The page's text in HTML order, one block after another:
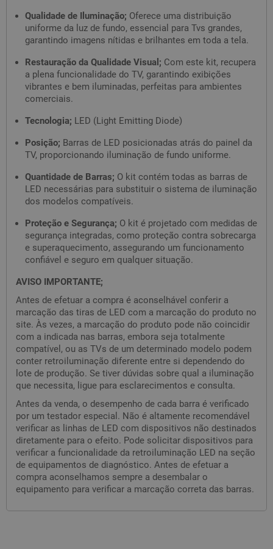
Qualidade de Iluminação; Oferece uma distribuição
uniforme da luz de fundo, essencial para Tvs grandes,
garantindo imagens nítidas e brilhantes em toda a tela.
Restauração da Qualidade Visual; Com este kit, recupera
a plena funcionalidade do TV, garantindo exibições
vibrantes e bem iluminadas, perfeitas para ambientes
comerciais.
Tecnologia; LED (Light Emitting Diode)
Posição; Barras de LED posicionadas atrás do painel da
TV, proporcionando iluminação de fundo uniforme.
Quantidade de Barras; O kit contém todas as barras de
LED necessárias para substituir o sistema de iluminação
dos modelos compatíveis.
Proteção e Segurança; O kit é projetado com medidas de
segurança integradas, como proteção contra sobrecarga
e superaquecimento, assegurando um funcionamento
confiável e seguro em qualquer situação.
AVISO IMPORTANTE;
Antes de efetuar a compra é aconselhável conferir a
marcação das tiras de LED com a marcação do produto no
site. Às vezes, a marcação do produto pode não coincidir
com a indicada nas barras, embora seja totalmente
compatível, ou as TVs de um determinado modelo podem
conter retroiluminação diferente entre si dependendo do
lote de produção. Se tiver dúvidas sobre qual a iluminação
que necessita, ligue para esclarecimentos e consulta.
Antes da venda, o desempenho de cada barra é verificado
por um testador especial. Não é altamente recomendável
verificar as linhas de LED com dispositivos não destinados
diretamente para o efeito. Pode solicitar dispositivos para
verificar a funcionalidade da retroiluminação LED na seção
de equipamentos de diagnóstico. Antes de efetuar a
compra aconselhamos sempre a desembalar o
equipamento para verificar a marcação correta das barras.